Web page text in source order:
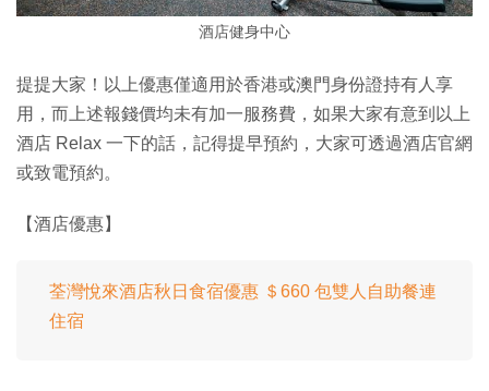
酒店健身中心
提提大家！以上優惠僅適用於香港或澳門身份證持有人享
用，而上述報錢價均未有加一服務費，如果大家有意到以上
酒店 Relax 一下的話，記得提早預約，大家可透過酒店官網
或致電預約。
【酒店優惠】
荃灣悅來酒店秋日食宿優惠 ＄660 包雙人自助餐連
住宿